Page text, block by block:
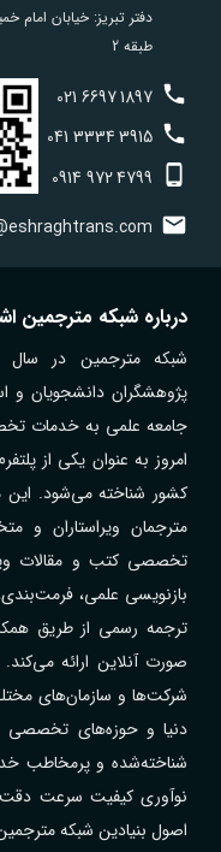
دفتر تبریز: خیابان
طبقه 2
021 66971897
041 33343915
0914 9724799
درباره شبکه مترجمین
پژوهشگران دانشجویان و
جامعه علمی به خدمات
امروز به عنوان یکی از
کشور شناخته می‌شود. این
مترجمان ویراستاران و
تخصصی کتب و مقالات
بازنویسی علمی،
ترجمه رسمی از طریق
صورت آنلاین ارائه
دنیا و حوزه‌های تخصصی
شناخته‌شده و پرمخاطب
نوآوری کیفیت سرعت دقت
اصول بنیادین شبکه